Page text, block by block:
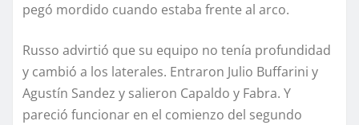
pegó mordido cuando estaba frente al arco.
Russo advirtió que su equipo no tenía profundidad
y cambió a los laterales. Entraron Julio Buffarini y
Agustín Sandez y salieron Capaldo y Fabra. Y
pareció funcionar en el comienzo del segundo